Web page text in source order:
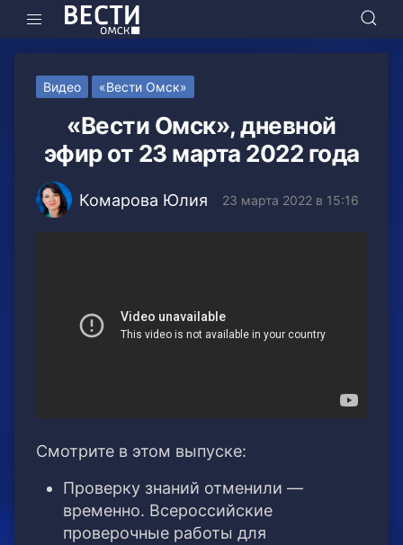
Видео «Вести Омск»
«Вести Омск», дневной
эфир от 23 марта 2022 года
Комарова Юлия 23 марта 2022 в 15:16
Смотрите в этом выпуске:
Проверку знаний отменили —
временно. Всероссийские
проверочные работы для